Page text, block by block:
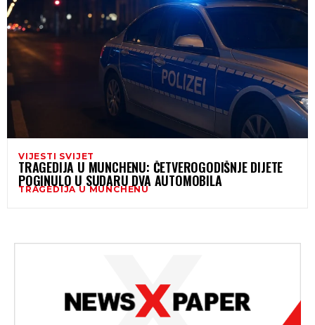
VIJESTI SVIJET
TRAGEDIJA U MUNCHENU: ČETVEROGODIŠNJE DIJETE
POGINULO U SUDARU DVA AUTOMOBILA
TRAGEDIJA U MUNCHENU